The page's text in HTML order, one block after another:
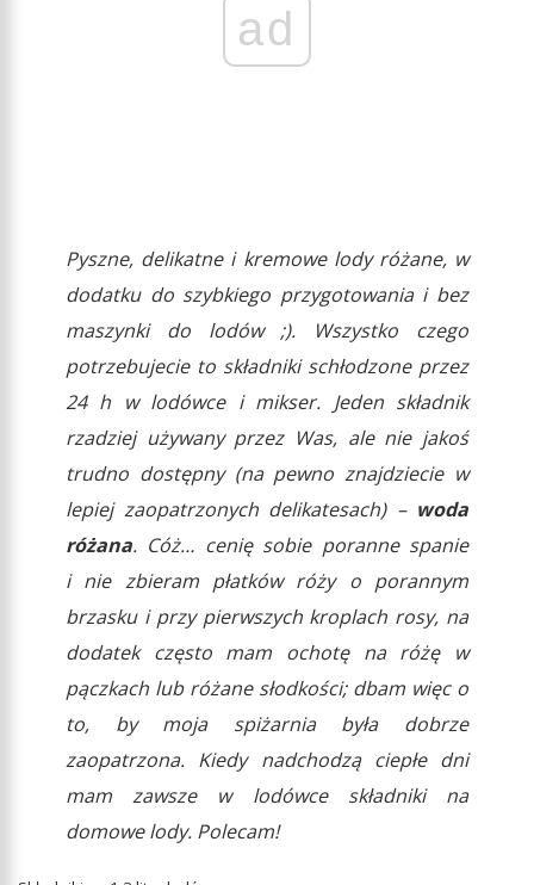
ad
Pyszne, delikatne i kremowe lody różane, w
dodatku do szybkiego przygotowania i bez
maszynki do lodów ;). Wszystko czego
potrzebujecie to składniki schłodzone przez
24 h w lodówce i mikser. Jeden składnik
rzadziej używany przez Was, ale nie jakoś
trudno dostępny (na pewno znajdziecie w
lepiej zaopatrzonych delikatesach) – woda
różana. Cóż… cenię sobie poranne spanie
i nie zbieram płatków róży o porannym
brzasku i przy pierwszych kroplach rosy, na
dodatek często mam ochotę na różę w
pączkach lub różane słodkości; dbam więc o
to, by moja spiżarnia była dobrze
zaopatrzona. Kiedy nadchodzą ciepłe dni
mam zawsze w lodówce składniki na
domowe lody. Polecam!